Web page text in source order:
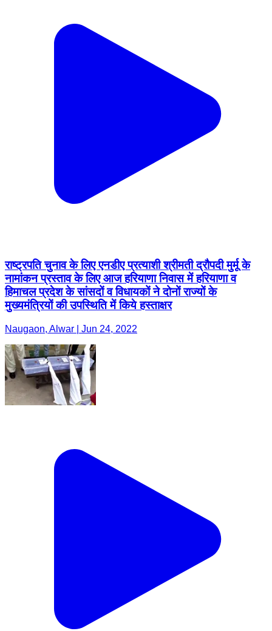
राष्ट्रपति चुनाव के लिए एनडीए प्रत्याशी श्रीमती द्रौपदी मुर्मू के
नामांकन प्रस्ताव के लिए आज हरियाणा निवास में हरियाणा व
हिमाचल प्रदेश के सांसदों व विधायकों ने दोनों राज्यों के
मुख्यमंत्रियों की उपस्थिति में किये हस्ताक्षर
Naugaon, Alwar | Jun 24, 2022